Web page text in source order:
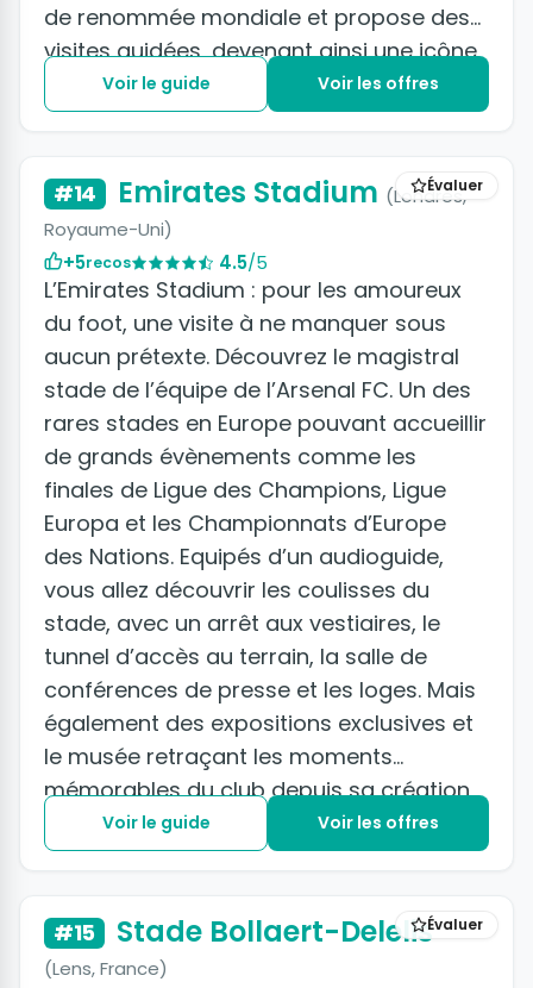
de renommée mondiale et propose des
visites guidées, devenant ainsi une icône
culturelle italienne où se mêlent sport,
musique et culture.
Voir le guide Voir les offres
Évaluer
#14 Emirates Stadium (Londres,
Royaume-Uni)
+5recos 4.5/5
L’Emirates Stadium : pour les amoureux
du foot, une visite à ne manquer sous
aucun prétexte. Découvrez le magistral
stade de l’équipe de l’Arsenal FC. Un des
rares stades en Europe pouvant accueillir
de grands évènements comme les
finales de Ligue des Champions, Ligue
Europa et les Championnats d’Europe
des Nations. Equipés d’un audioguide,
vous allez découvrir les coulisses du
stade, avec un arrêt aux vestiaires, le
tunnel d’accès au terrain, la salle de
conférences de presse et les loges. Mais
également des expositions exclusives et
le musée retraçant les moments
mémorables du club depuis sa création
en 1886 jusqu’à aujourd’hui.
Voir le guide Voir les offres
Évaluer
#15 Stade Bollaert-Delelis
(Lens, France)